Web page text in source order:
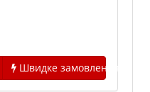
Швидке замовлення